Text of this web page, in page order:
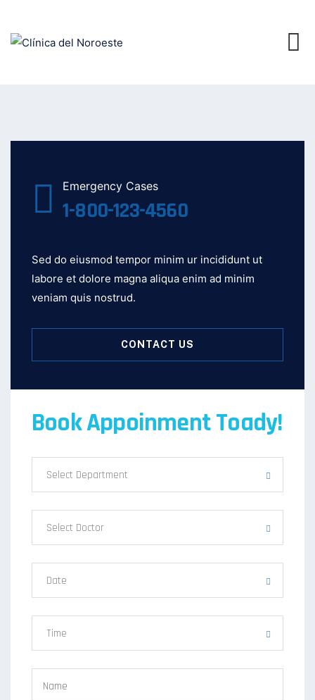
Emergency Cases
1-800-123-4560
Sed do eiusmod tempor minim ur incididunt ut
labore et dolore magna aliqua enim ad minim
veniam quis nostrud.
CONTACT US
Book Appoinment Toady!